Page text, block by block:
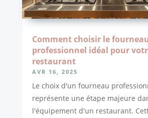
Comment choisir le
professionnel idéal pour
restaurant
AVR 16, 2025
Le choix d'un fourneau
représente une étape majeure
l'équipement d'un restaurant.